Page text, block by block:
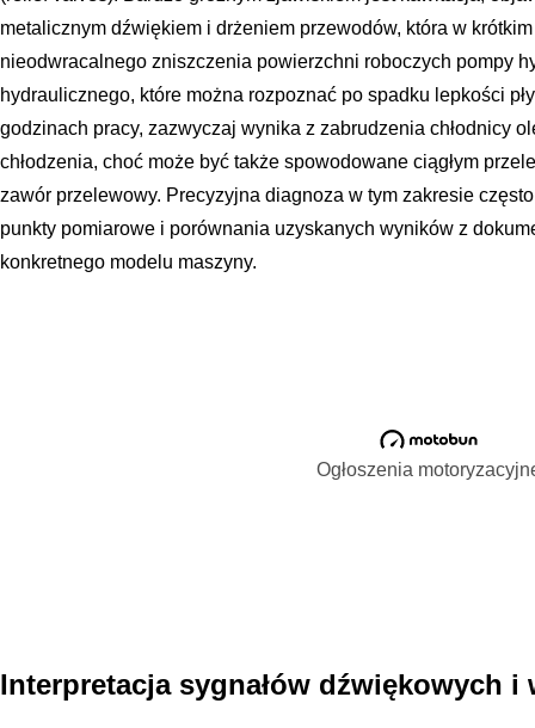
metalicznym dźwiękiem i drżeniem przewodów, która w
nieodwracalnego zniszczenia powierzchni roboczych pompy
hydraulicznego, które można rozpoznać po spadku lepkości
godzinach pracy, zazwyczaj wynika z zabrudzenia chłodnicy
chłodzenia, choć może być także spowodowane ciągłym
zawór przelewowy. Precyzyjna diagnoza w tym zakresie
punkty pomiarowe i porównania uzyskanych wyników z
konkretnego modelu maszyny.
Ogłoszenia
Interpretacja sygnałów dźwiękowych